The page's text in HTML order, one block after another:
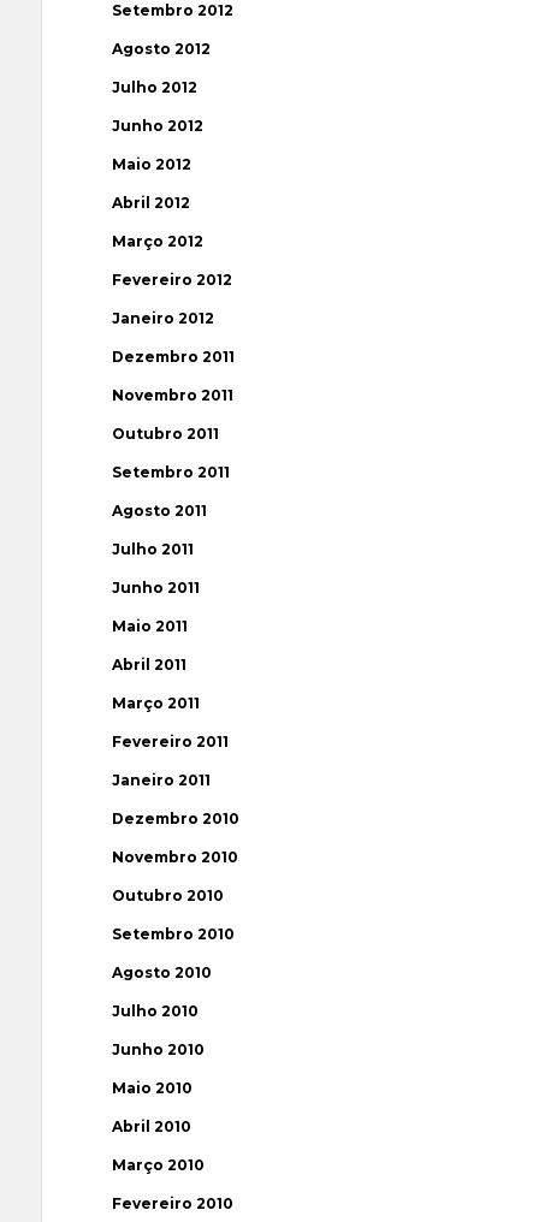
Setembro 2012
Agosto 2012
Julho 2012
Junho 2012
Maio 2012
Abril 2012
Março 2012
Fevereiro 2012
Janeiro 2012
Dezembro 2011
Novembro 2011
Outubro 2011
Setembro 2011
Agosto 2011
Julho 2011
Junho 2011
Maio 2011
Abril 2011
Março 2011
Fevereiro 2011
Janeiro 2011
Dezembro 2010
Novembro 2010
Outubro 2010
Setembro 2010
Agosto 2010
Julho 2010
Junho 2010
Maio 2010
Abril 2010
Março 2010
Fevereiro 2010